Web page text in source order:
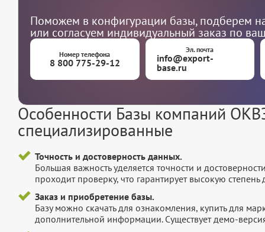
Поможем в конфигурации базы, подберем
или согласуем индивидуальный заказ по
Номер телефона
8 800 775-29-12
Эл. почта
info@export-
base.ru
Особенности Базы компаний
специализированные
Точность и достоверность данных.
Большая важность уделяется точности и
проходит проверку, что гарантирует высокую
Заказ и приобретение базы.
Базу можно скачать для ознакомления, купить для
дополнительной информации. Существует демо-